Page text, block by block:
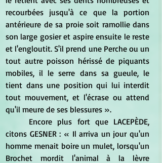
recourbées jusqu'à ce que la portion
antérieure de sa proie soit ramollie dans
son large gosier et aspire ensuite le reste
et l'engloutit. S'il prend une Perche ou un
tout autre poisson hérissé de piquants
mobiles, il le serre dans sa gueule, le
tient dans une position qui lui interdit
tout mouvement, et l'écrase ou attend
qu'il meure de ses blessures ».
citons GESNER : « Il arriva un jour qu'un
homme menait boire un mulet, lorsqu'un
Brochet mordit l'animal à la lèvre